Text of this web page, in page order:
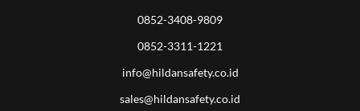
0852-3408-9809
0852-3311-1221
info@hildansafety.co.id
sales@hildansafety.co.id